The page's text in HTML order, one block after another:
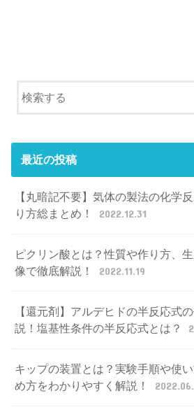
最近の投稿
【丸暗記不要】気体の製法の化学
り方総まとめ！
2022.12.31
ピクリン酸とは？性質や作り方、
像で徹底解説！
2022.11.19
【還元剤】アルデヒドの半反応式
説！塩基性条件の半反応式とは？
キップの装置とは？実験手順や使
め方をわかりやすく解説！